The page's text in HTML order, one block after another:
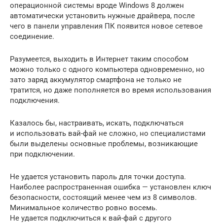
операционной системы вроде Windows 8 должен
автоматически установить нужные драйвера, после
чего в панели управления ПК появится новое сетевое
соединение.
Разумеется, выходить в Интернет таким способом
можно только с одного компьютера одновременно, но
зато заряд аккумулятор смартфона не только не
тратится, но даже пополняется во время использования
подключения.
Казалось бы, настраивать, искать, подключаться
и использовать вай-фай не сложно, но специалистами
были выделены основные проблемы, возникающие
при подключении.
Не удается установить пароль для точки доступа.
Наиболее распространенная ошибка — установлен ключ
безопасности, состоящий менее чем из 8 символов.
Минимальное количество ровно восемь.
Не удается подключиться к вай-фай с другого